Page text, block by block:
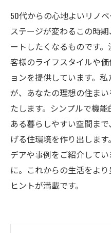
50代からの心地よいリノ
ステージが変わるこの時
ートしたくなるものです
客様のライフスタイルや
ョンを提供しています。
が、あなたの理想の住ま
たします。シンプルで機
ある暮らしやすい空間ま
げる住環境を作り出しま
デアや事例をご紹介して
に。これからの生活をよ
ヒントが満載です。